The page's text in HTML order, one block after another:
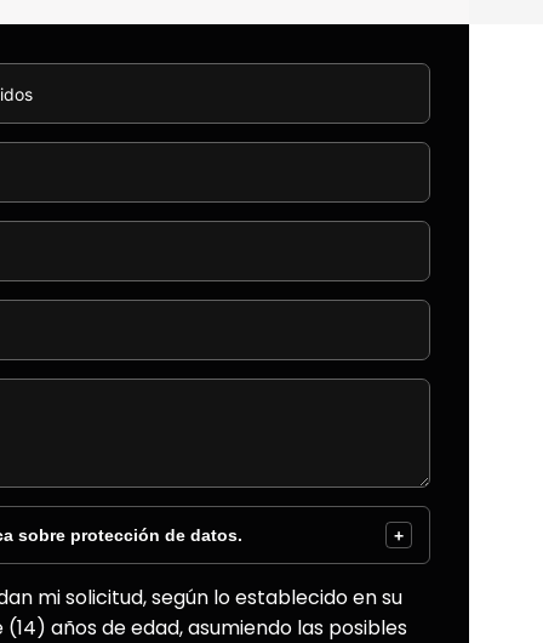
sobre protección de datos. +
mi solicitud, según lo establecido en su
años de edad, asumiendo las posibles